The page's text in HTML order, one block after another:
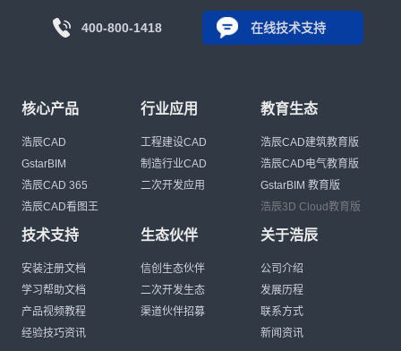
400-800-1418 在线技术支持
核心产品
浩辰CAD
GstarBIM
浩辰CAD 365
浩辰CAD看图王
行业应用
工程建设CAD
制造行业CAD
二次开发应用
教育生态
浩辰CAD建筑教育版
浩辰CAD电气教育版
GstarBIM 教育版
浩辰3D Cloud教育版
技术支持
安装注册文档
学习帮助文档
产品视频教程
经验技巧资讯
生态伙伴
信创生态伙伴
二次开发生态
渠道伙伴招募
关于浩辰
公司介绍
发展历程
联系方式
新闻资讯